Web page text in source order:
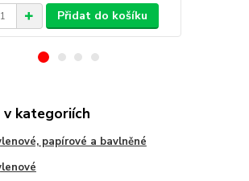
Přidat do košíku
v kategoriích
papírové a bavlněné